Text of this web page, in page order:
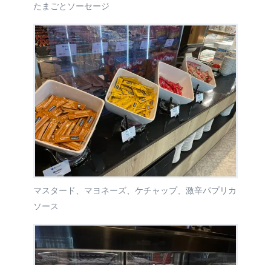
たまごとソーセージ
マスタード、マヨネーズ、ケチャップ、激辛パプリカ
ソース